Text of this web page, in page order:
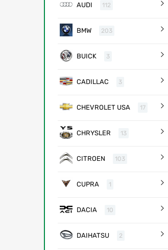
AUDI 112
BMW 203
BUICK 3
CADILLAC 3
CHEVROLET USA 17
CHRYSLER 13
CITROEN 103
CUPRA 1
DACIA 10
DAIHATSU 2